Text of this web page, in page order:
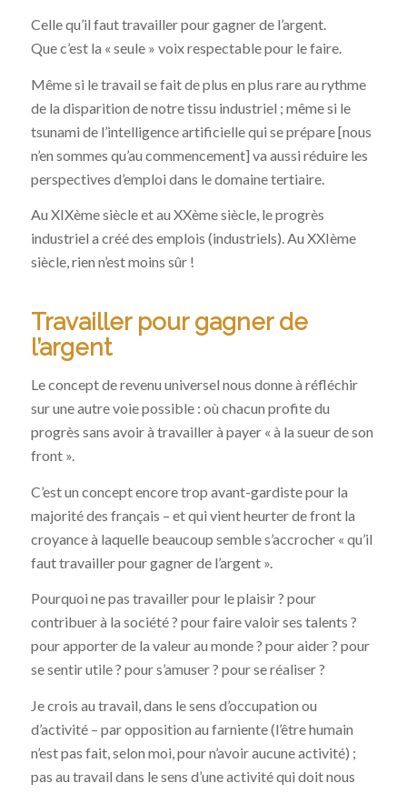
Celle qu’il faut travailler pour gagner de l’argent.
Que c’est la « seule » voix respectable pour le faire.
Même si le travail se fait de plus en plus rare au rythme
de la disparition de notre tissu industriel ; même si le
tsunami de l’intelligence artificielle qui se prépare [nous
n’en sommes qu’au commencement] va aussi réduire les
perspectives d’emploi dans le domaine tertiaire.
Au XIXème siècle et au XXème siècle, le progrès
industriel a créé des emplois (industriels). Au XXIème
siècle, rien n’est moins sûr !
Travailler pour gagner de
l’argent
Le concept de revenu universel nous donne à réfléchir
sur une autre voie possible : où chacun profite du
progrès sans avoir à travailler à payer « à la sueur de son
front ».
C’est un concept encore trop avant-gardiste pour la
majorité des français – et qui vient heurter de front la
croyance à laquelle beaucoup semble s’accrocher « qu’il
faut travailler pour gagner de l’argent ».
Pourquoi ne pas travailler pour le plaisir ? pour
contribuer à la société ? pour faire valoir ses talents ?
pour apporter de la valeur au monde ? pour aider ? pour
se sentir utile ? pour s’amuser ? pour se réaliser ?
Je crois au travail, dans le sens d’occupation ou
d’activité – par opposition au farniente (l’être humain
n’est pas fait, selon moi, pour n’avoir aucune activité) ;
pas au travail dans le sens d’une activité qui doit nous